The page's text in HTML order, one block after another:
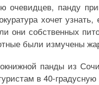
очевидцев, панду
хочет
они собственных
были измучены
панды из
в 40-